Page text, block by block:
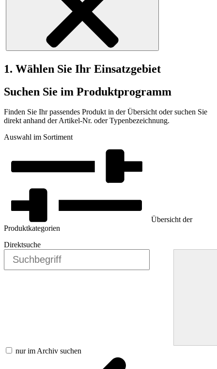
1. Wählen Sie Ihr Einsatzgebiet
Suchen Sie im Produktprogramm
Finden Sie Ihr passendes Produkt in der Übersicht oder suchen Sie
direkt anhand der Artikel-Nr. oder Typenbezeichnung.
Auswahl im Sortiment
Übersicht der
Produktkategorien
Direktsuche
nur im Archiv suchen